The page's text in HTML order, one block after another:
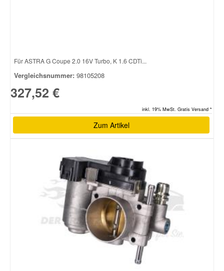
Für ASTRA G Coupe 2.0 16V Turbo, K 1.6 CDTi...
Vergleichsnummer: 98105208
327,52 €
inkl. 19% MwSt. Gratis Versand *
Zum Artikel